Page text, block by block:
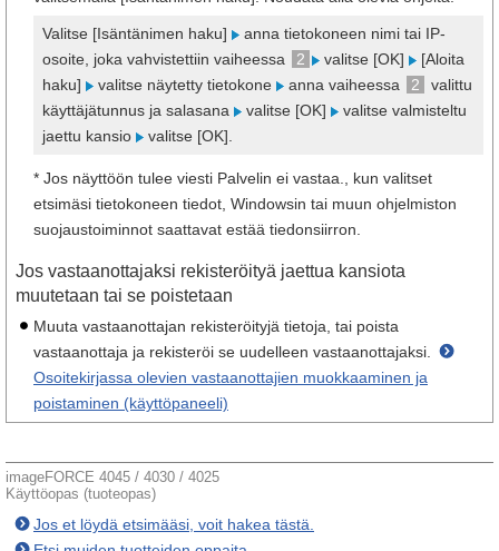
Valitse [Isäntänimen haku]
anna tietokoneen nimi tai IP-
osoite, joka vahvistettiin vaiheessa
2 valitse [OK]
[Aloita
haku]
valitse näytetty tietokone anna vaiheessa 2
valittu
käyttäjätunnus ja salasana
valitse [OK]
valitse valmisteltu
jaettu kansio
valitse [OK].
* Jos näyttöön tulee viesti Palvelin ei vastaa., kun valitset
etsimäsi tietokoneen tiedot, Windowsin tai muun ohjelmiston
suojaustoiminnot saattavat estää tiedonsiirron.
Jos vastaanottajaksi rekisteröityä jaettua kansiota
muutetaan tai se poistetaan
Muuta vastaanottajan rekisteröityjä tietoja, tai poista
vastaanottaja ja rekisteröi se uudelleen vastaanottajaksi.
Osoitekirjassa olevien vastaanottajien muokkaaminen ja
poistaminen (käyttöpaneeli)
imageFORCE 4045 / 4030 / 4025
Käyttöopas (tuoteopas)
Jos et löydä etsimääsi, voit hakea tästä.